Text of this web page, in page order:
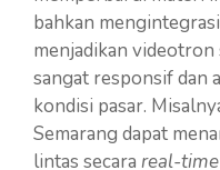
bahkan
menjadikan
sangat responsif dan
kondisi pasar.
Semarang dapat
lintas secara real-time